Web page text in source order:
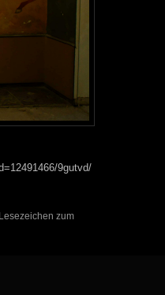
9gutvd/
zum